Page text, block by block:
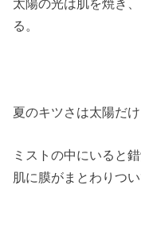
太陽の光は肌を焼き
る。
夏のキツさは太陽だけ
ミストの中にいると
肌に膜がまとわりつ